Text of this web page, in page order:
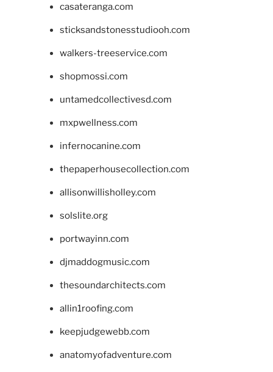
casateranga.com
sticksandstonesstudiooh.com
walkers-treeservice.com
shopmossi.com
untamedcollectivesd.com
mxpwellness.com
infernocanine.com
thepaperhousecollection.com
allisonwillisholley.com
solslite.org
portwayinn.com
djmaddogmusic.com
thesoundarchitects.com
allin1roofing.com
keepjudgewebb.com
anatomyofadventure.com